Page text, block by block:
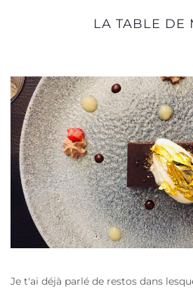
LA TABLE DE
Je t'ai déjà parlé de restos dans